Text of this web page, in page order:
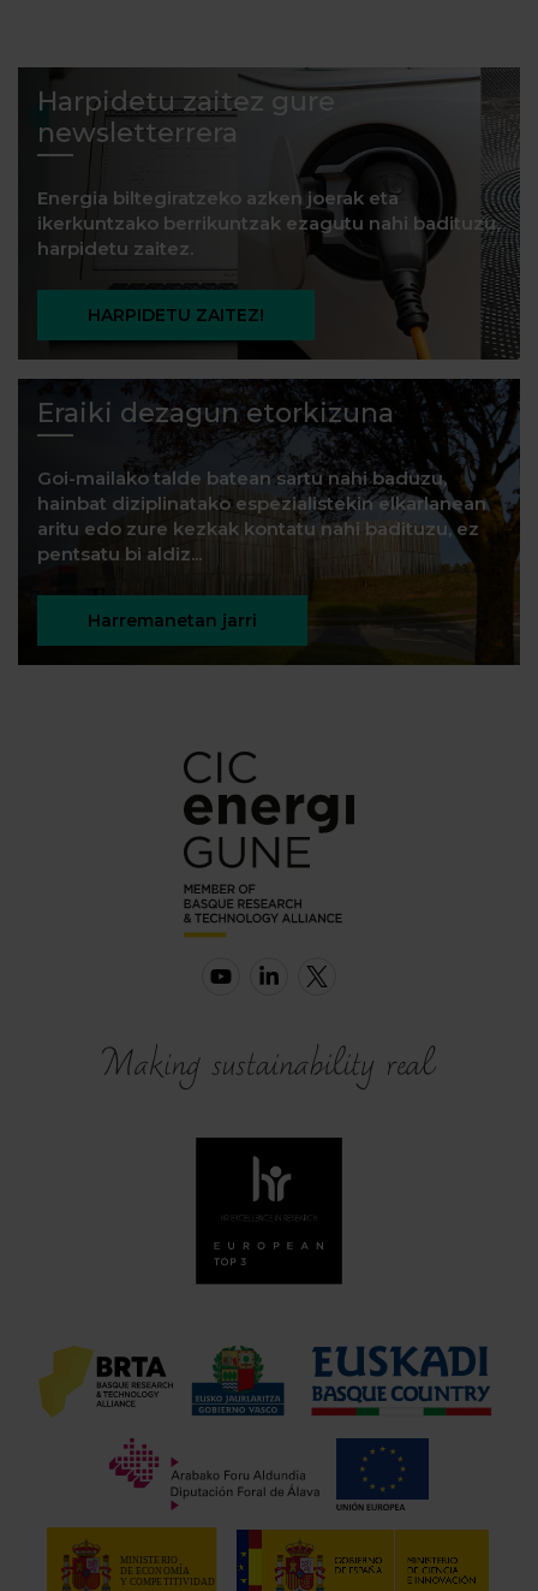
Harpidetu zaitez gure
newsletterrera
Energia biltegiratzeko azken joerak eta
ikerkuntzako berrikuntzak ezagutu nahi badituzu,
harpidetu zaitez.
HARPIDETU ZAITEZ!
Eraiki dezagun etorkizuna
Goi-mailako talde batean sartu nahi baduzu,
hainbat diziplinatako espezialistekin elkarlanean
aritu edo zure kezkak kontatu nahi badituzu, ez
pentsatu bi aldiz...
Harremanetan jarri